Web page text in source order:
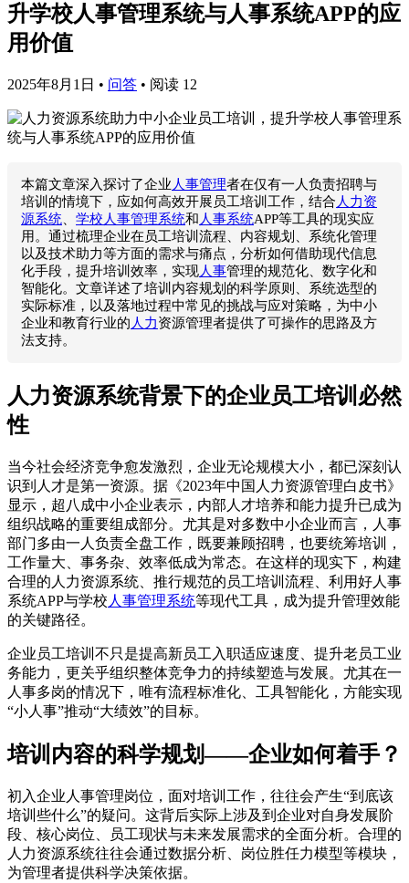
升学校人事管理系统与人事系统APP的应
用价值
2025年8月1日 • 问答 • 阅读 12
本篇文章深入探讨了企业 人事管理者在仅有一人负责招聘与
培训的情境下，应如何高效开展员工培训工作，结合 人力资
源系统
学校人事管理系统和 人事系统APP等工具的现实应
用。通过梳理企业在员工培训流程、内容规划、系统化管理
以及技术助力等方面的需求与痛点，分析如何借助现代信息
化手段，提升培训效率，实现人事管理的规范化、数字化和
智能化。文章详述了培训内容规划的科学原则、系统选型的
实际标准，以及落地过程中常见的挑战与应对策略，为中小
企业和教育行业的 人力资源管理者提供了可操作的思路及方
法支持。
人力资源系统背景下的企业员工培训必然
性
当今社会经济竞争愈发激烈，企业无论规模大小，都已深刻认
识到人才是第一资源。据《2023年中国人力资源管理白皮书》
显示，超八成中小企业表示，内部人才培养和能力提升已成为
组织战略的重要组成部分。尤其是对多数中小企业而言，人事
部门多由一人负责全盘工作，既要兼顾招聘，也要统筹培训，
工作量大、事务杂、效率低成为常态。在这样的现实下，构建
合理的人力资源系统、推行规范的员工培训流程、利用好人事
系统APP与学校 人事管理系统等现代工具，成为提升管理效能
的关键路径。
企业员工培训不只是提高新员工入职适应速度、提升老员工业
务能力，更关乎组织整体竞争力的持续塑造与发展。尤其在一
人事多岗的情况下，唯有流程标准化、工具智能化，方能实现
“小人事”推动“大绩效”的目标。
培训内容的科学规划——企业如何着手？
初入企业人事管理岗位，面对培训工作，往往会产生“到底该
培训些什么”的疑问。这背后实际上涉及到企业对自身发展阶
段、核心岗位、员工现状与未来发展需求的全面分析。合理的
人力资源系统往往会通过数据分析、岗位胜任力模型等模块，
为管理者提供科学决策依据。